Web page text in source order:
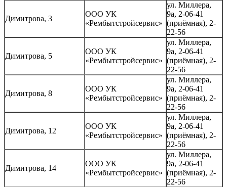
Димитрова, 3
ООО УК
«Рембытстройсервис»
ул. Миллера,
9а, 2-06-41
(приёмная), 2-
22-56
Димитрова, 5
ООО УК
«Рембытстройсервис»
ул. Миллера,
9а, 2-06-41
(приёмная), 2-
22-56
Димитрова, 8
ООО УК
«Рембытстройсервис»
ул. Миллера,
9а, 2-06-41
(приёмная), 2-
22-56
Димитрова, 12
ООО УК
«Рембытстройсервис»
ул. Миллера,
9а, 2-06-41
(приёмная), 2-
22-56
Димитрова, 14
ООО УК
«Рембытстройсервис»
ул. Миллера,
9а, 2-06-41
(приёмная), 2-
22-56